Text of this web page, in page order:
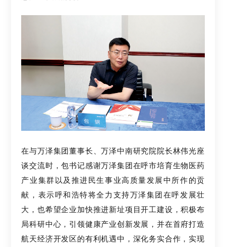
在与万泽集团董事长、万泽中南研究院院长林伟光座
谈交流时，包书记感谢万泽集团在呼市培育生物医药
产业集群以及推进民生事业高质量发展中所作的贡
献，表示呼和浩特将全力支持万泽集团在呼发展壮
大，也希望企业加快推进新址项目开工建设，积极布
局科研中心，引领健康产业创新发展，并在首府打造
航天经济开发区的有利机遇中，深化务实合作，实现